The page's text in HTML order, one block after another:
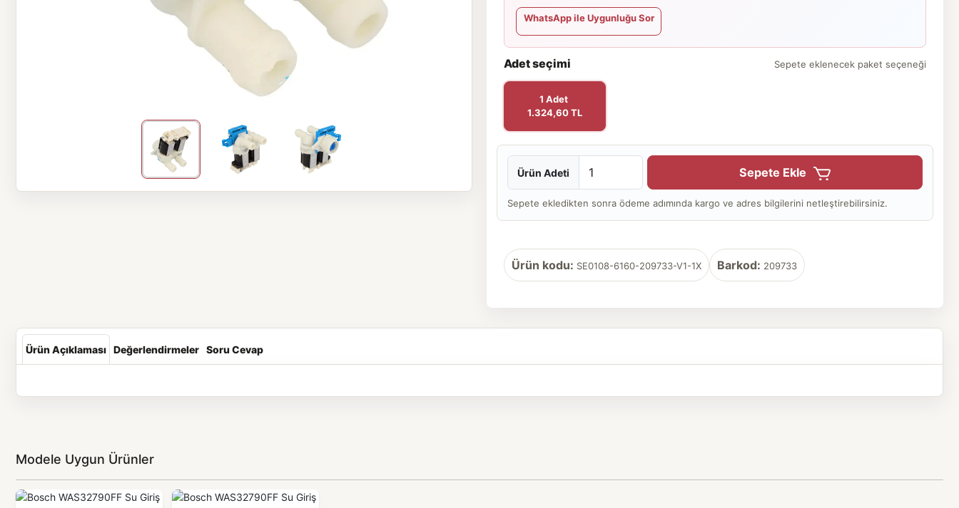
WhatsApp ile Uygunluğu Sor
Adet seçimi Sepete eklenecek paket seçeneği
1 Adet
1.324,60 TL
Ürün Adeti Sepete Ekle
Sepete ekledikten sonra ödeme adımında kargo ve adres bilgilerini netleştirebilirsiniz.
Ürün kodu: SE0108-6160-209733-V1-1X Barkod: 209733
Ürün Açıklaması Değerlendirmeler Soru Cevap
Modele Uygun Ürünler